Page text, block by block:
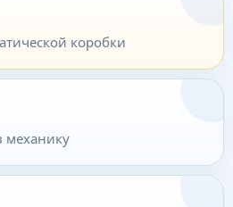
коробки
механику